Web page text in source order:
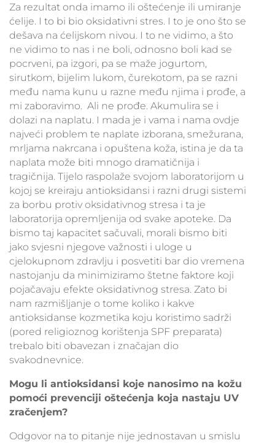
Za rezultat onda imamo ili oštećenje ili umiranje
ćelije. I to bi bio oksidativni stres. I to je ono što se
dešava na ćelijskom nivou. I to ne vidimo, a što
ne vidimo to nas i ne boli, odnosno boli kad se
pocrveni, pa izgori, pa se maže jogurtom,
sirutkom, bijelim lukom, čurekotom, pa se razni
među nama kunu u razne među njima i prođe, a
mi zaboravimo. Ali ne prođe. Akumulira se i
dolazi na naplatu. I mada je i vama i nama ovdje
najveći problem te naplate izborana, smežurana,
mrljama nakrcana i opuštena koža, istina je da ta
naplata može biti mnogo dramatičnija i
tragičnija. Tijelo raspolaže svojom laboratorijom u
kojoj se kreiraju antioksidansi i razni drugi sistemi
za borbu protiv oksidativnog stresa i ta je
laboratorija opremljenija od svake apoteke. Da
bismo taj kapacitet sačuvali, morali bismo biti
jako svjesni njegove važnosti i uloge u
cjelokupnom zdravlju i posvetiti bar dio vremena
nastojanju da minimiziramo štetne faktore koji
pojačavaju efekte oksidativnog stresa. Zato bi
nam razmišljanje o tome koliko i kakve
antioksidanse kozmetika koju koristimo sadrži
(pored religioznog korištenja SPF preparata)
trebalo biti obavezan i značajan dio
svakodnevnice.
Mogu li antioksidansi koje nanosimo na kožu
pomoći prevenciji oštećenja koja nastaju UV
zračenjem?
Odgovor na to pitanje nije jednostavan u smislu